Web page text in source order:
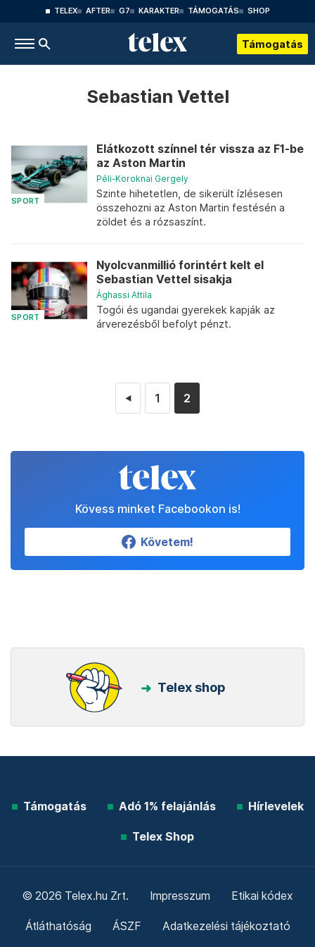
TELEX AFTER G7 KARAKTER TÁMOGATÁS SHOP
Támogatás
Sebastian Vettel
SPORT
Elátkozott színnel tér vissza az F1-be
az Aston Martin
Péli-Koroknai Gergely
Szinte hihetetlen, de sikerült ízlésesen
összehozni az Aston Martin festésén a
zöldet és a rózsaszínt.
SPORT
Nyolcvanmillió forintért kelt el
Sebastian Vettel sisakja
Ághassi Attila
Togói és ugandai gyerekek kapják az
árverezésből befolyt pénzt.
◄ 1 2
Kövess minket Facebookon is!
Követem!
Telex shop
Támogatás Adó 1% felajánlás Hírlevelek
Telex Shop
© 2026 Telex.hu Zrt. Impresszum Etikai kódex
Átláthatóság ÁSZF Adatkezelési tájékoztató